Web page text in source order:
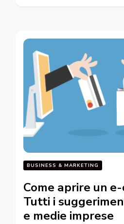
BUSINESS & MARKETING
Come aprire un
Tutti i
e medie imprese